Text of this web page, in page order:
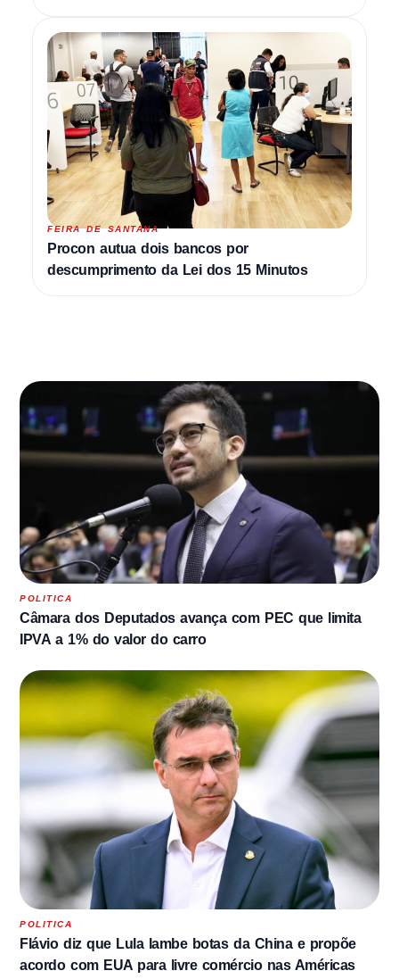
FEIRA DE SANTANA
Procon autua dois bancos por
descumprimento da Lei dos 15 Minutos
POLITICA
Câmara dos Deputados avança com PEC que limita
IPVA a 1% do valor do carro
POLITICA
Flávio diz que Lula lambe botas da China e propõe
acordo com EUA para livre comércio nas Américas